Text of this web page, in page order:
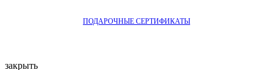
ПОДАРОЧНЫЕ СЕРТИФИКАТЫ
закрыть